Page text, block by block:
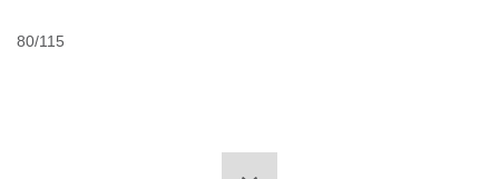
80/115